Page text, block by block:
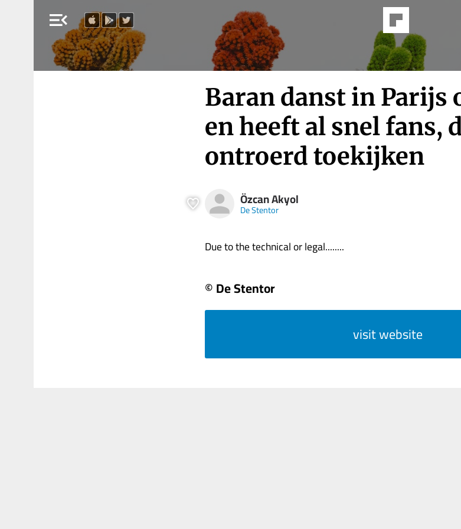
menu_open
Baran danst in Parijs
en heeft al snel fans,
ontroerd toekijken
Özcan Akyol
De Stentor
Due to the technical or legal........
© De Stentor
visit website